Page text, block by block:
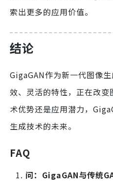
索出更多的应用价值。
结论
GigaGAN作为新一代图像
效、灵活的特性，正在改
术优势还是应用潜力，
生成技术的未来。
FAQ
问：GigaGAN与传统